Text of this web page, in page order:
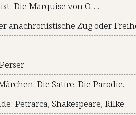
Die Marquise von O….
anachronistische Zug oder
Die Satire. Die Parodie.
Petrarca, Shakespeare, Rilke